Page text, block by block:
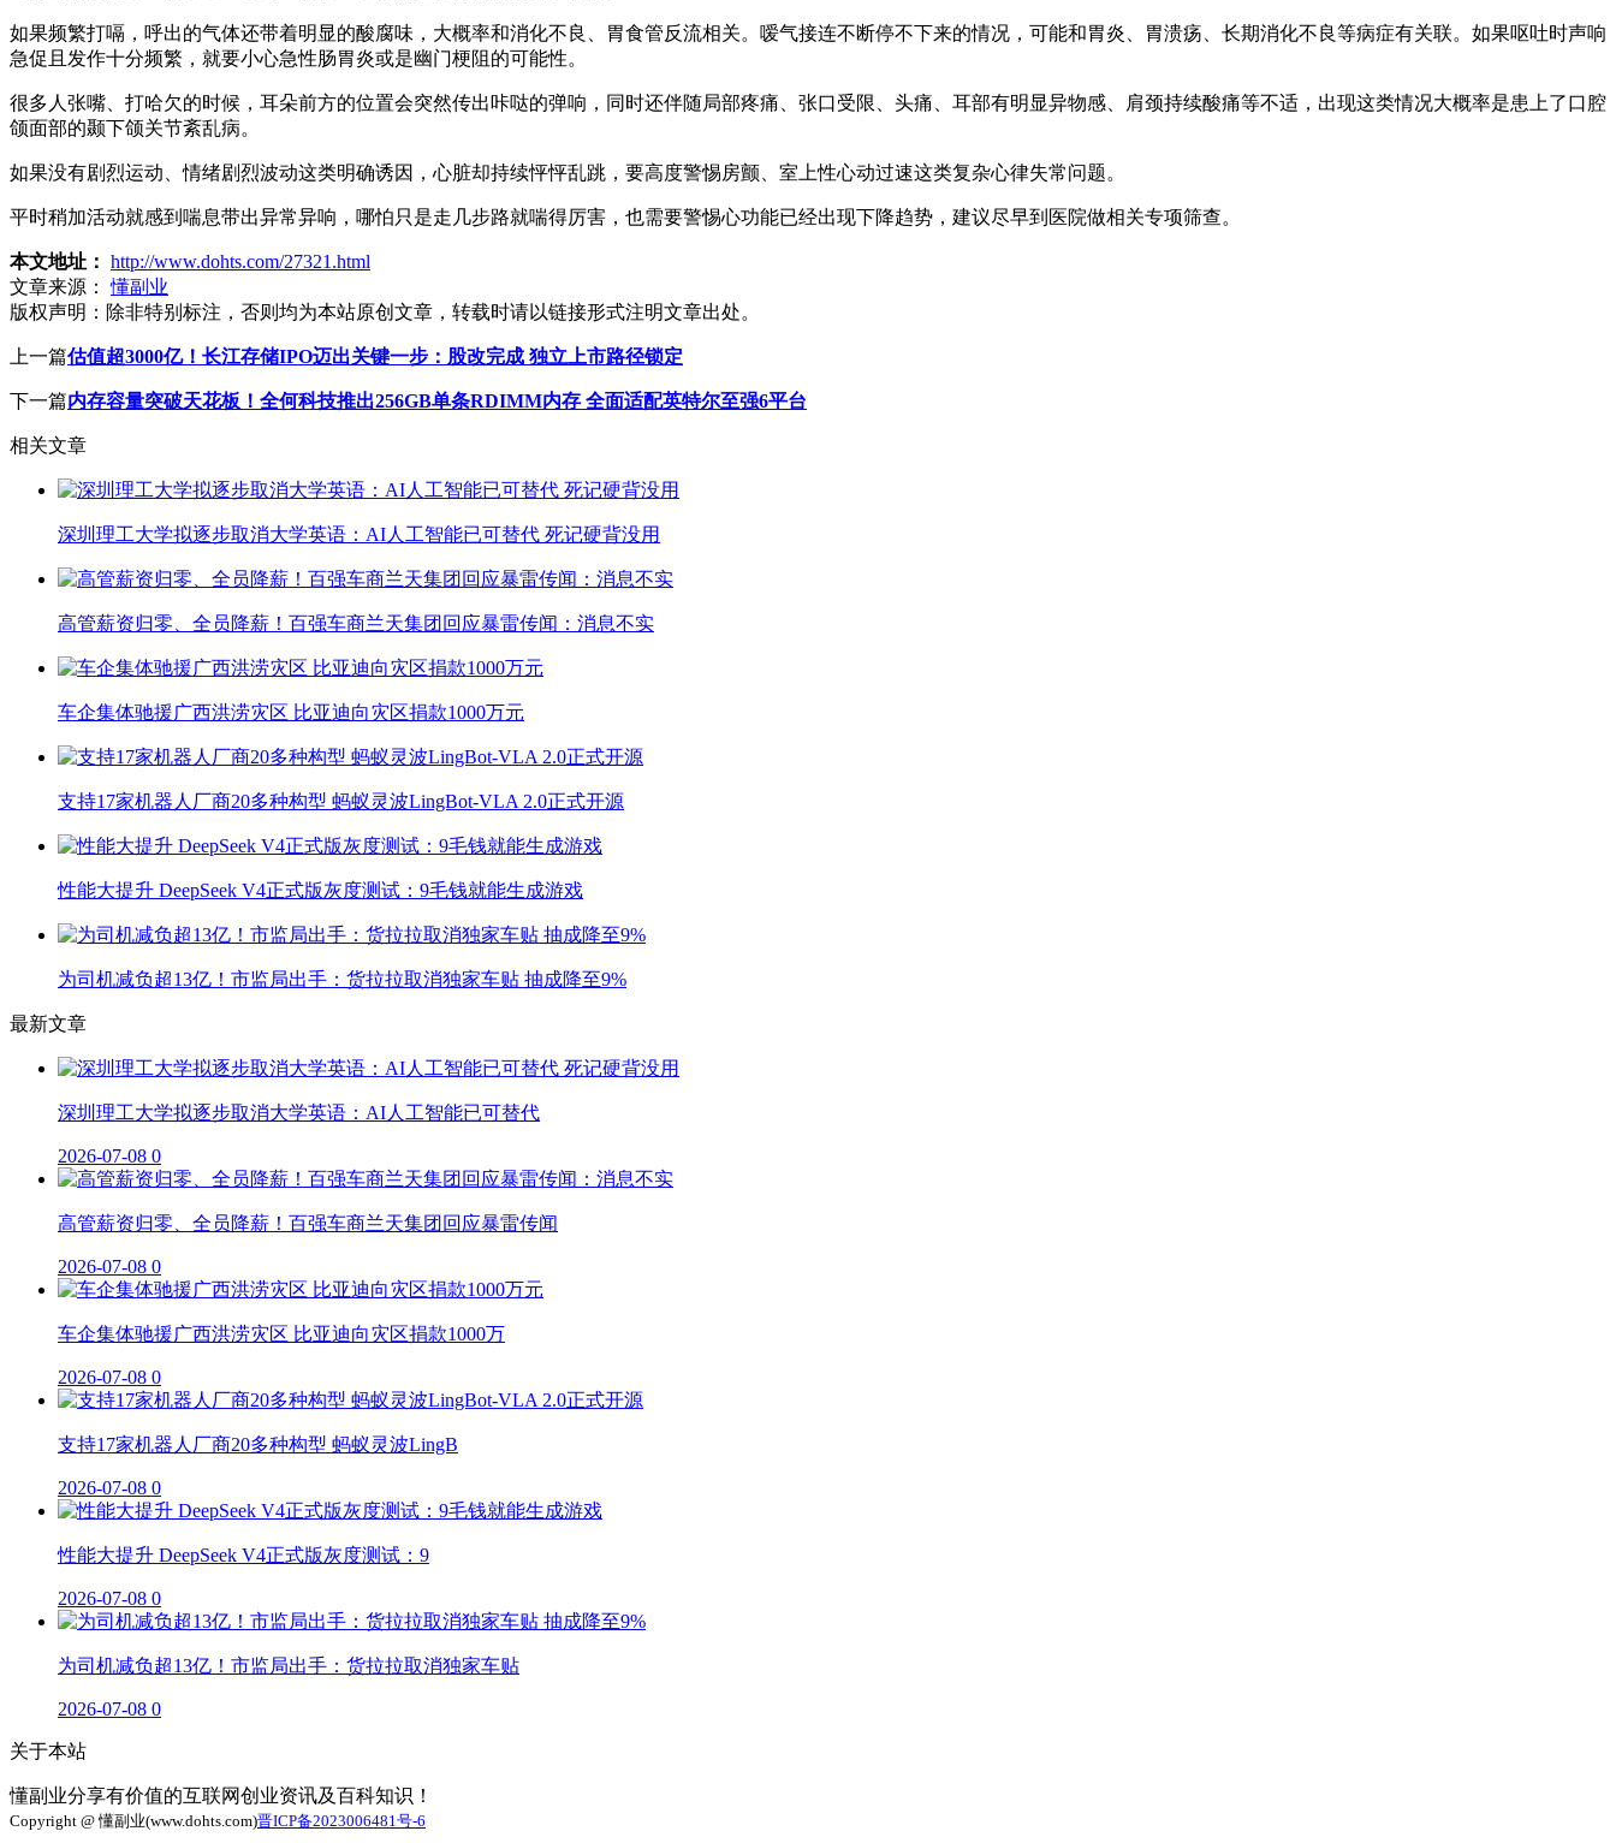
如果频繁打嗝，呼出的气体还带着明显的酸腐味，大概率和消化不良、胃食管反流相关。嗳气接连不断停不下来的情况，可能和胃炎、胃溃疡、长期消化不良等病症有关联。如果呕吐时声响
急促且发作十分频繁，就要小心急性肠胃炎或是幽门梗阻的可能性。
很多人张嘴、打哈欠的时候，耳朵前方的位置会突然传出咔哒的弹响，同时还伴随局部疼痛、张口受限、头痛、耳部有明显异物感、肩颈持续酸痛等不适，出现这类情况大概率是患上了口腔
颌面部的颞下颌关节紊乱病。
如果没有剧烈运动、情绪剧烈波动这类明确诱因，心脏却持续怦怦乱跳，要高度警惕房颤、室上性心动过速这类复杂心律失常问题。
平时稍加活动就感到喘息带出异常异响，哪怕只是走几步路就喘得厉害，也需要警惕心功能已经出现下降趋势，建议尽早到医院做相关专项筛查。
本文地址： http://www.dohts.com/27321.html
文章来源：
懂副业
版权声明： 除非特别标注，否则均为本站原创文章，转载时请以链接形式注明文章出处。
上一篇估值超3000亿！长江存储IPO迈出关键一步：股改完成 独立上市路径锁定
下一篇内存容量突破天花板！全何科技推出256GB单条RDIMM内存 全面适配英特尔至强6平台
相关文章
深圳理工大学拟逐步取消大学英语：AI人工智能已可替代 死记硬背没用
高管薪资归零、全员降薪！百强车商兰天集团回应暴雷传闻：消息不实
车企集体驰援广西洪涝灾区 比亚迪向灾区捐款1000万元
支持17家机器人厂商20多种构型 蚂蚁灵波LingBot-VLA 2.0正式开源
性能大提升 DeepSeek V4正式版灰度测试：9毛钱就能生成游戏
为司机减负超13亿！市监局出手：货拉拉取消独家车贴 抽成降至9%
最新文章
深圳理工大学拟逐步取消大学英语：AI人工智能已可替代
2026-07-08 0
高管薪资归零、全员降薪！百强车商兰天集团回应暴雷传闻
2026-07-08 0
车企集体驰援广西洪涝灾区 比亚迪向灾区捐款1000万
2026-07-08 0
支持17家机器人厂商20多种构型 蚂蚁灵波LingB
2026-07-08 0
性能大提升 DeepSeek V4正式版灰度测试：9
2026-07-08 0
为司机减负超13亿！市监局出手：货拉拉取消独家车贴
2026-07-08 0
关于本站
懂副业分享有价值的互联网创业资讯及百科知识！
Copyright @ 懂副业(www.dohts.com)晋ICP备2023006481号-6